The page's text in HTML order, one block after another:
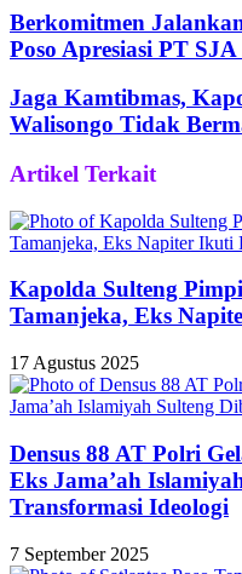
Email
Berkomitmen
Poso Apresiasi PT SJA
Jaga Kamtibmas,
Walisongo Tidak
Artikel Terkait
Kapolda Sulteng
Tamanjeka, Eks
17 Agustus 2025
Densus 88 AT Polri
Eks Jama’ah
Transformasi Ideologi
7 September 2025